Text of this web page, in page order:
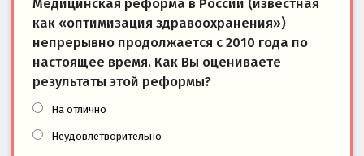
Медицинская реформа в России (известная
как «оптимизация здравоохранения»)
непрерывно продолжается с 2010 года по
настоящее время. Как Вы оцениваете
результаты этой реформы?
На отлично
Неудовлетворительно